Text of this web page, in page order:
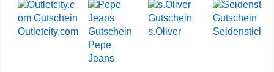
Outletcity.com
Pepe
Jeans
s.Oliver Seidensticker